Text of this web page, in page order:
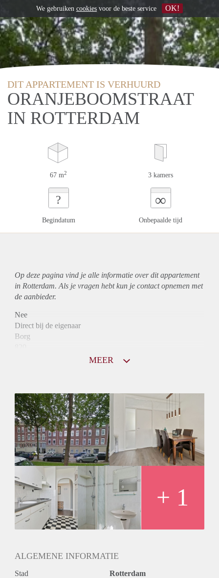
DIT APPARTEMENT IS VERHUURD
ORANJEBOOMSTRAAT
IN ROTTERDAM
67 m2 3 kamers
?
Begindatum
∞
Onbepaalde tijd
Op deze pagina vind je alle informatie over ditappartement
in Rotterdam. Als je vragen hebt kun je contact opnemen met
de aanbieder.
Nee
Direct bij de eigenaar
Borg
Inkomen eis
N.V.T.
Huurtermijn
Onbepaalde termijn
Oplevering
Kaal
MEER
+ 1
ALGEMENE INFORMATIE
Stad Rotterdam
We gebruiken cookies voor de beste service OK!